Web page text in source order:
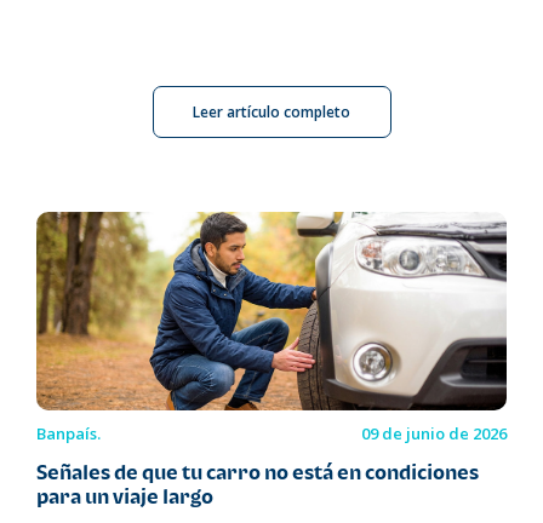
Leer artículo completo
Banpaís. 09 de junio de 2026
Señales de que tu carro no está en condiciones
para un viaje largo